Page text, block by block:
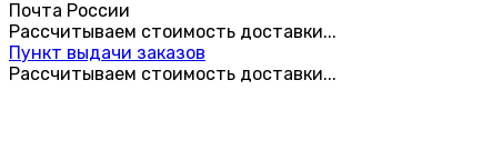
Почта России
Рассчитываем стоимость доставки...
Пункт выдачи заказов
Рассчитываем стоимость доставки...